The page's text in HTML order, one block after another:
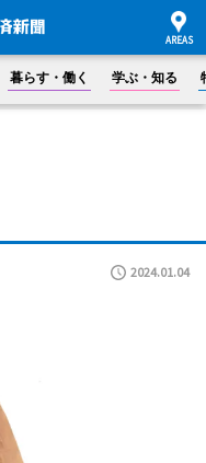
暮らす・働く 学ぶ・知る
2024.01.04